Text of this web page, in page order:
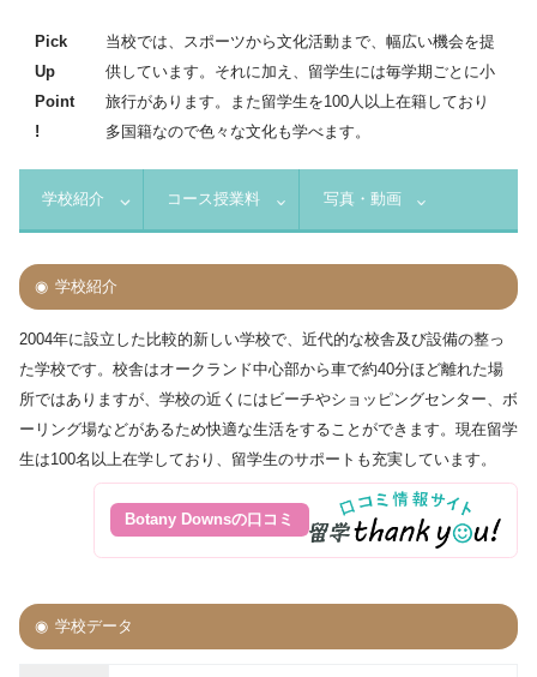
Pick
Up
Point
!
当校では、スポーツから文化活動まで、幅広い機会を提
供しています。それに加え、留学生には毎学期ごとに小
旅行があります。また留学生を100人以上在籍しており
多国籍なので色々な文化も学べます。
学校紹介 コース授業料 写真・動画
学校紹介
2004年に設立した比較的新しい学校で、近代的な校舎及び設備の整っ
た学校です。校舎はオークランド中心部から車で約40分ほど離れた場
所ではありますが、学校の近くにはビーチやショッピングセンター、ボ
ーリング場などがあるため快適な生活をすることができます。現在留学
生は100名以上在学しており、留学生のサポートも充実しています。
Botany Downsの口コミ
学校データ